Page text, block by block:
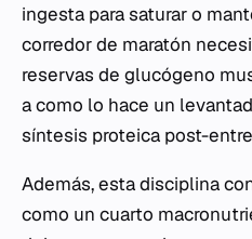
ingesta para saturar o
corredor de maratón
reservas de glucógeno
a como lo hace un
síntesis proteica post-
Además, esta disciplina
como un cuarto